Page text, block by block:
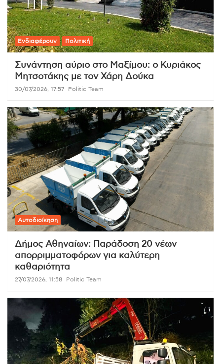
Ενδιαφέρουν Πολιτική
Συνάντηση αύριο στο Μαξίμου: ο Κυριάκος
Μητσοτάκης με τον Χάρη Δούκα
30/07/2026, 17:57 Politic Team
Αυτοδιοίκηση
Δήμος Αθηναίων: Παράδοση 20 νέων
απορριμματοφόρων για καλύτερη
καθαριότητα
27/07/2026, 11:58 Politic Team